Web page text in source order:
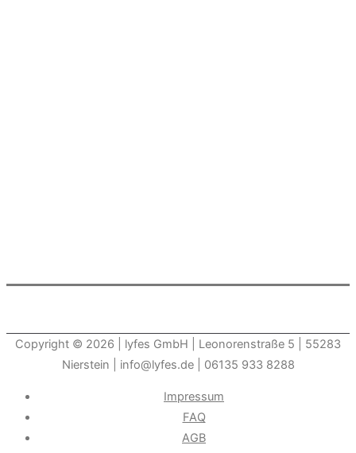
Copyright © 2026
| lyfes GmbH | Leonorenstraße 5 | 55283
Nierstein | info@lyfes.de | 06135 933 8288
Impressum
FAQ
AGB